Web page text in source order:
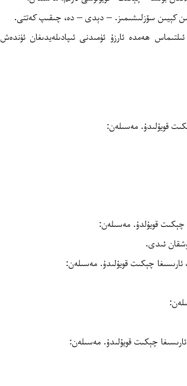
كېيىن سۆزلىشىمىز. – دېدى – دە، چىقىپ كەتتى.
ھەمدە ئارزۇ ئۈمىدنى ئىپادىلەيدىغان ئۈندەش
ئىدى.